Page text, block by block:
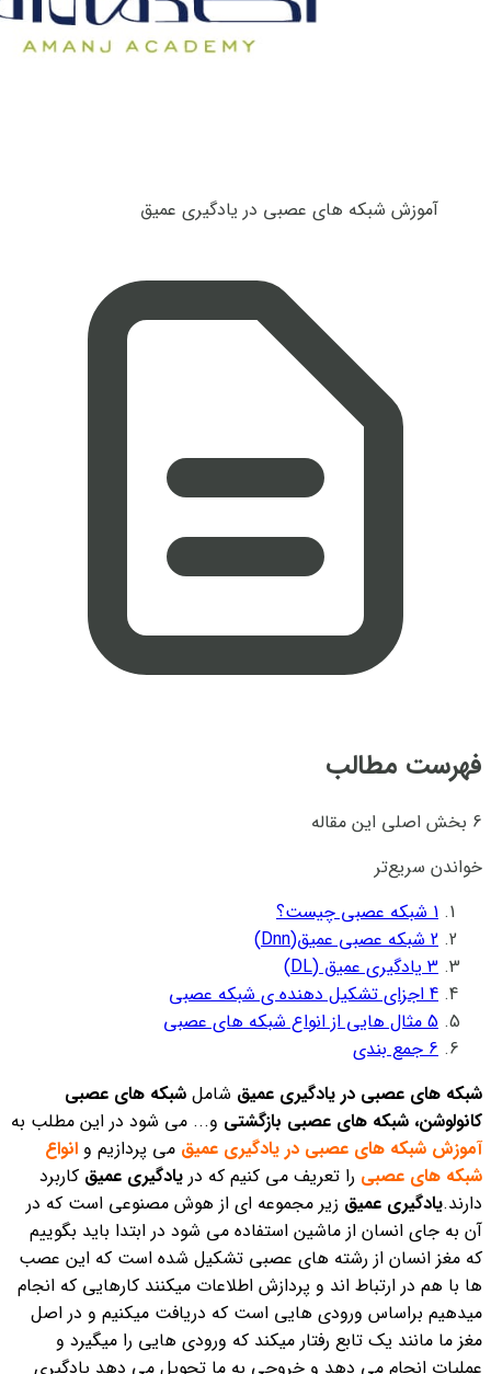
آموزش شبکه های عصبی در یادگیری عمیق
فهرست مطالب
6 بخش اصلی این مقاله
خواندن سریع‌تر
1 شبکه عصبی چیست؟
2 شبکه عصبی عمیق(Dnn)
3 یادگیری عمیق (DL)
4 اجزای تشکیل دهنده ی شبکه عصبی
5 مثال هایی از انواع شبکه های عصبی
6 جمع بندی
شبکه های عصبی در یادگیری عمیق شامل شبکه های عصبی
کانولوشن، شبکه های عصبی بازگشتی و... می شود در این مطلب به
آموزش شبکه های عصبی در یادگیری عمیق می پردازیم و انواع
شبکه های عصبی را تعریف می کنیم که در یادگیری عمیق کاربرد
دارند.یادگیری عمیق زیر مجموعه ای از هوش مصنوعی است که در
آن به جای انسان از ماشین استفاده می شود در ابتدا باید بگوییم
که مغز انسان از رشته های عصبی تشکیل شده است که این عصب
ها با هم در ارتباط اند و پردازش اطلاعات میکنند کارهایی که انجام
میدهیم براساس ورودی هایی است که دریافت میکنیم و در اصل
مغز ما مانند یک تابع رفتار میکند که ورودی هایی را میگیرد و
عملیات انجام می دهد و خروجی به ما تحویل می دهد یادگیری